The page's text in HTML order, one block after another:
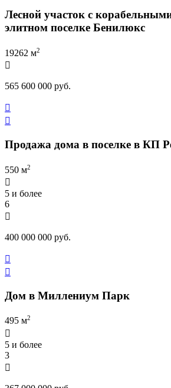
Лесной участок с
элитном поселке Бенилюкс
19262 м2

565 600 000 руб.


Продажа дома в поселке в КП
550 м2

5 и более
6

400 000 000 руб.


Дом в Миллениум Парк
495 м2

5 и более
3
